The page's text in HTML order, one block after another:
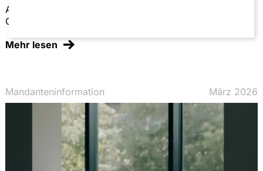
Aktuelle Entwicklungen seit Inkrafttreten des
Commercial-Courts-Gesetzes am 1. April 2025
Mehr lesen
Mandanteninformation März 2026